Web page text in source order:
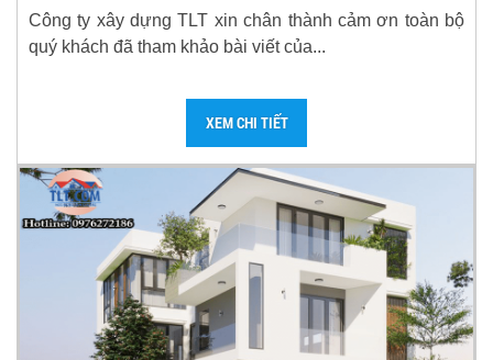
Công ty xây dựng TLT xin chân thành cảm ơn toàn bộ
quý khách đã tham khảo bài viết của...
XEM CHI TIẾT